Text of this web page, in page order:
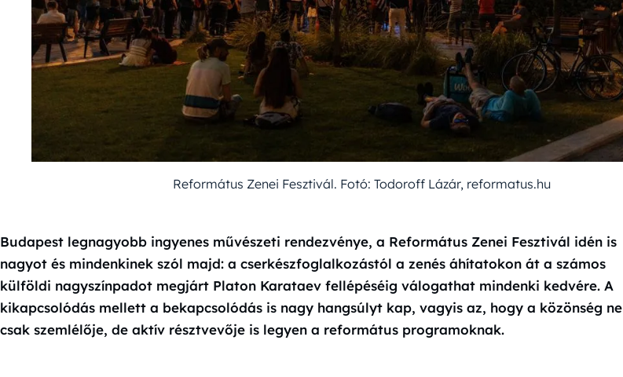
Református Zenei Fesztivál. Fotó: Todoroff Lázár, reformatus.hu
Budapest legnagyobb ingyenes művészeti rendezvénye, a Református Zenei Fesztivál idén is
nagyot és mindenkinek szól majd: a cserkészfoglalkozástól a zenés áhítatokon át a számos
külföldi nagyszínpadot megjárt Platon Karataev fellépéséig válogathat mindenki kedvére. A
kikapcsolódás mellett a bekapcsolódás is nagy hangsúlyt kap, vagyis az, hogy a közönség ne
csak szemlélője, de aktív résztvevője is legyen a református programoknak.